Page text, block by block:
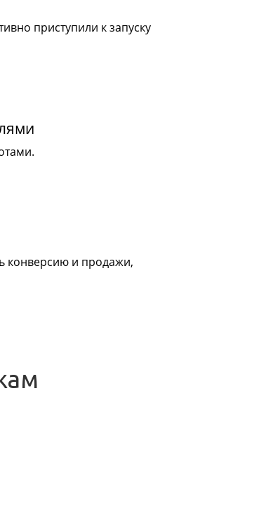
приступили к запуску
конверсию и продажи,